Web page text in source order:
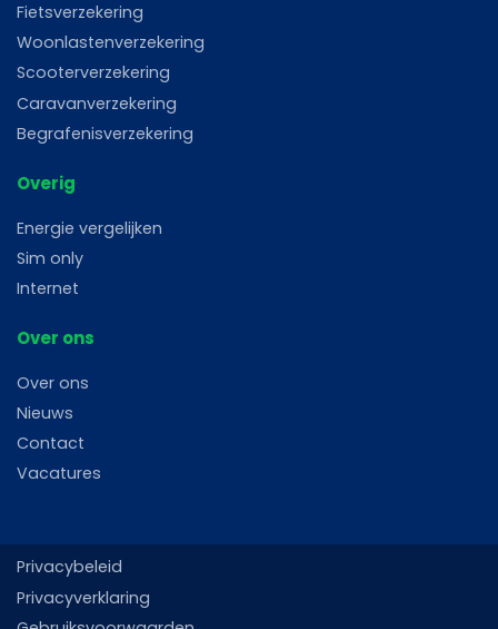
Fietsverzekering
Woonlastenverzekering
Scooterverzekering
Caravanverzekering
Begrafenisverzekering
Overig
Energie vergelijken
Sim only
Internet
Over ons
Over ons
Nieuws
Contact
Vacatures
Privacybeleid
Privacyverklaring